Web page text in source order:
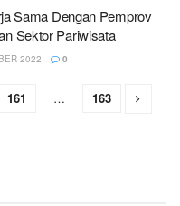
Sama Dengan Pemprov
Sektor Pariwisata
2022 0
161 … 163